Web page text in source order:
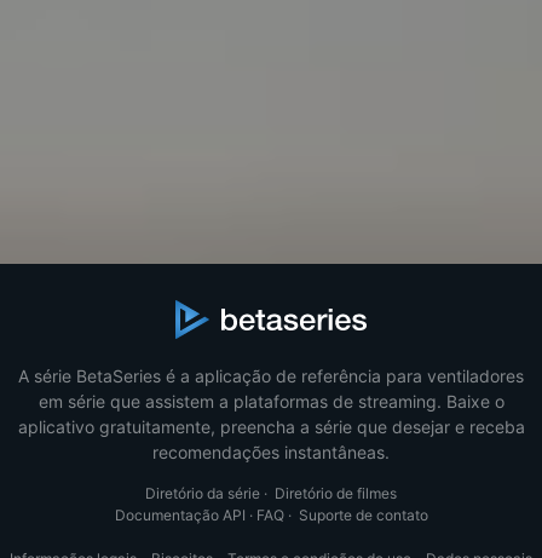
A série BetaSeries é a aplicação de referência para ventiladores
em série que assistem a plataformas de streaming. Baixe o
aplicativo gratuitamente, preencha a série que desejar e receba
recomendações instantâneas.
Diretório da série · Diretório de filmes
Documentação API · FAQ· Suporte de contato